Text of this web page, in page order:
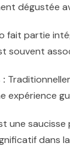
dégustée
fait partie
souvent
expérience
une
dans